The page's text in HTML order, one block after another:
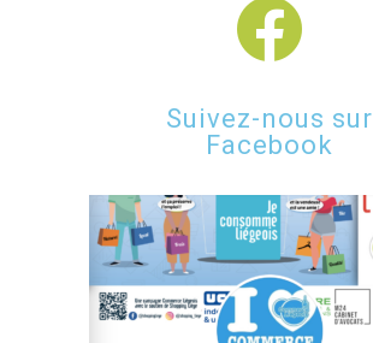
Suivez-nous sur
Facebook